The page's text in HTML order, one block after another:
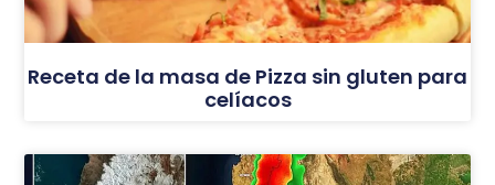
Receta de la masa de Pizza sin gluten para
celíacos